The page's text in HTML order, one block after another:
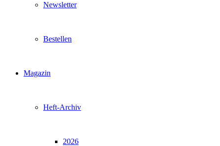
Newsletter
Bestellen
Magazin
Heft-Archiv
2026